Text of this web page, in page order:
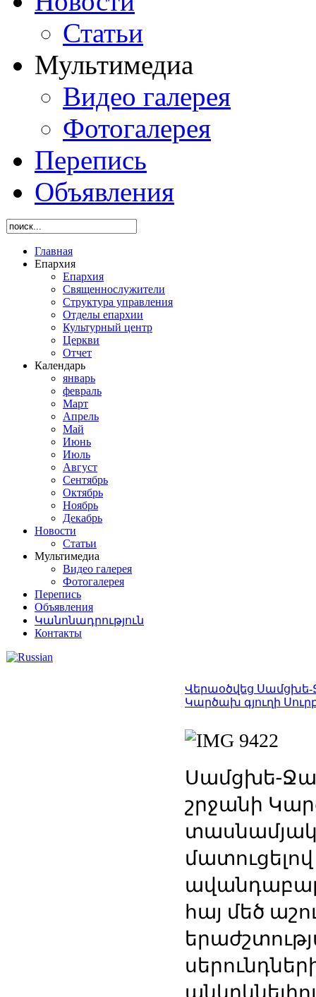
Статьи
Мультимедиа
Видео галерея
Фотогалерея
Перепись
Объявления
Главная
Епархия
Епархия
Священнослужители
Структура управления
Отделы епархии
Культурный центр
Церкви
Отчет
Календарь
январь
февраль
Март
Апрель
Май
Июнь
Июль
Август
Сентябрь
Октябрь
Ноябрь
Декабрь
Новости
Статьи
Мультимедиа
Видео галерея
Фотогалерея
Перепись
Объявления
Կանոնադրություն
Контакты
Վերաօծվեց
Կարծախ գյուղի
Սամցխե-
շրջանի
ավանդաբար
հայ մեծ